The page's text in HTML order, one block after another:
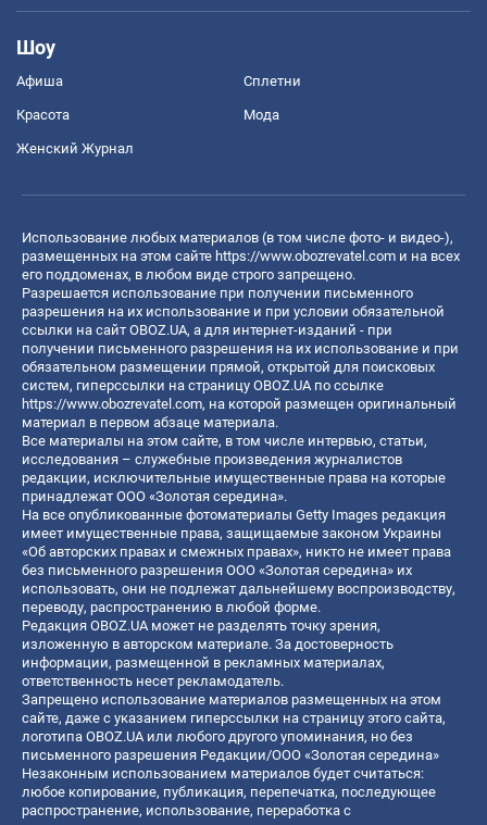
Шоу
Афиша Сплетни
Красота Мода
Женский Журнал
Использование любых материалов (в том числе фото- и видео-),
размещенных на этом сайте https://www.obozrevatel.com и на всех
его поддоменах, в любом виде строго запрещено.
Разрешается использование при получении письменного
разрешения на их использование и при условии обязательной
ссылки на сайт OBOZ.UA, а для интернет-изданий - при
получении письменного разрешения на их использование и при
обязательном размещении прямой, открытой для поисковых
систем, гиперссылки на страницу OBOZ.UA по ссылке
https://www.obozrevatel.com, на которой размещен оригинальный
материал в первом абзаце материала.
Все материалы на этом сайте, в том числе интервью, статьи,
исследования – служебные произведения журналистов
редакции, исключительные имущественные права на которые
принадлежат ООО «Золотая середина».
На все опубликованные фотоматериалы Getty Images редакция
имеет имущественные права, защищаемые законом Украины
«Об авторских правах и смежных правах», никто не имеет права
без письменного разрешения ООО «Золотая середина» их
использовать, они не подлежат дальнейшему воспроизводству,
переводу, распространению в любой форме.
Редакция OBOZ.UA может не разделять точку зрения,
изложенную в авторском материале. За достоверность
информации, размещенной в рекламных материалах,
ответственность несет рекламодатель.
Запрещено использование материалов размещенных на этом
сайте, даже с указанием гиперссылки на страницу этого сайта,
логотипа OBOZ.UA или любого другого упоминания, но без
письменного разрешения Редакции/ООО «Золотая середина»
Незаконным использованием материалов будет считаться:
любое копирование, публикация, перепечатка, последующее
распространение, использование, переработка с